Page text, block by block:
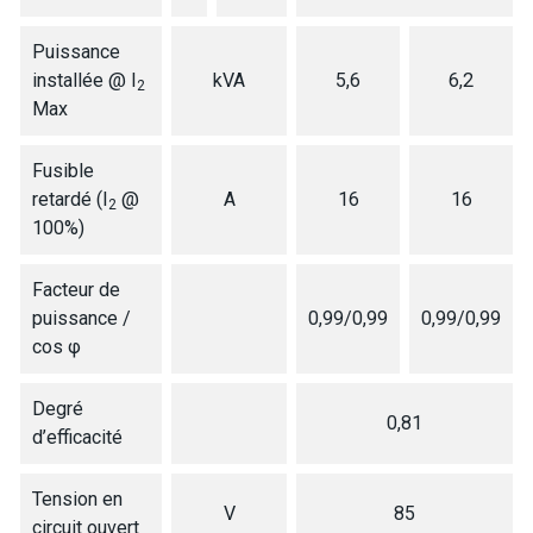
Puissance
installée @ I2
Max
kVA 5,6 6,2
Fusible
retardé (I2 @
100%)
A 16 16
Facteur de
puissance /
cos φ
0,99/0,99 0,99/0,99
Degré
d’efficacité
0,81
Tension en
circuit ouvert
V 85